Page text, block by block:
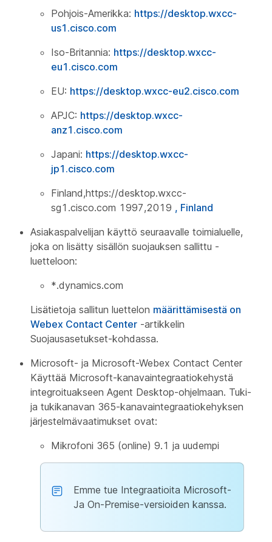
Pohjois-Amerikka: https://desktop.wxcc-
us1.cisco.com
Iso-Britannia: https://desktop.wxcc-
eu1.cisco.com
EU: https://desktop.wxcc-eu2.cisco.com
APJC: https://desktop.wxcc-
anz1.cisco.com
Japani: https://desktop.wxcc-
jp1.cisco.com
Finland,https://desktop.wxcc-
sg1.cisco.com 1997,2019 , Finland
Asiakaspalvelijan käyttö seuraavalle toimialuelle,
joka on lisätty sisällön suojauksen sallittu -
luetteloon:
*.dynamics.com
Lisätietoja sallitun luettelon määrittämisestä on
Webex Contact Center -artikkelin
Suojausasetukset-kohdassa.
Microsoft- ja Microsoft-Webex Contact Center
Käyttää Microsoft-kanavaintegraatiokehystä
integroituakseen Agent Desktop-ohjelmaan. Tuki-
ja tukikanavan 365-kanavaintegraatiokehyksen
järjestelmävaatimukset ovat:
Mikrofoni 365 (online) 9.1 ja uudempi
Emme tue Integraatioita Microsoft-
Ja On-Premise-versioiden kanssa.